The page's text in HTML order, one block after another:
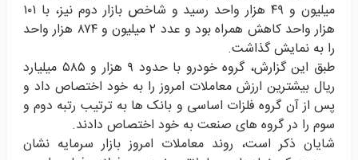
میلیون و ۴۹ هزار واحد رسید و شاخص بازار دوم نیز، با ۱۰۱
هزار واحد کاهش همراه بود و عدد ۲ میلیون و ۸۷۴ هزار واحد
را به نمایش گذاشت.
طبق این گزارش، گروه خودرو با حدود ۹ هزار و ۵۸۵ میلیارد
ریال بیشترین ارزش معاملات امروز را به خود اختصاص داد و
پس از آن گروه فلزات اساسی و بانک ها به ترتیب رتبه دوم و
سوم را در گروه های صنعت به خود اختصاص دادند.
شایان ذکر است، روند معاملات امروز بازار سرمایه نشان